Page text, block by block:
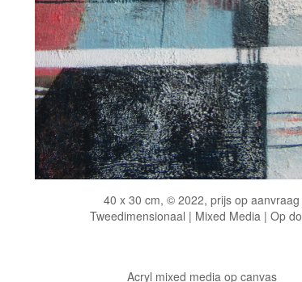
40 x 30 cm, © 2022, prijs op aanvraag
Tweedimensionaal | Mixed Media | Op
Acryl mixed media op canvas